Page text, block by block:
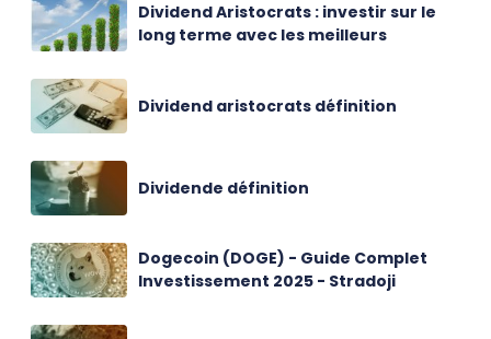
Dividend Aristocrats : investir sur le
long terme avec les meilleurs
Dividend aristocrats définition
Dividende définition
Dogecoin (DOGE) - Guide Complet
Investissement 2025 - Stradoji